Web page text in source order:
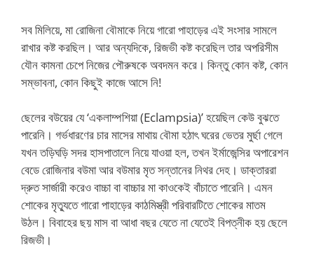
সব মিলিয়ে, মা রোজিনা বৌমাকে নিয়ে গারো পাহাড়ের এই সংসার সামলে
রাখার কষ্ট করছিল। আর অন্যদিকে, রিজভী কষ্ট করেছিল তার অপরিসীম
যৌন কামনা চেপে নিজের পৌরুষকে অবদমন করে। কিন্তু কোন কষ্ট, কোন
সম্ভাবনা, কোন কিছুই কাজে আসে নি!
ছেলের বউয়ের যে ‘একলাম্পশিয়া (Eclampsia)’ হয়েছিল কেউ বুঝতে
পারেনি। গর্ভধারণের চার মাসের মাথায় বৌমা হঠাৎ ঘরের ভেতর মুর্ছা গেলে
যখন তড়িঘড়ি সদর হাসপাতালে নিয়ে যাওয়া হল, তখন ইর্মাজেন্সির অপারেশন
বেডে রোজিনার বউমা আর বউমার মৃত সন্তানের নিথর দেহ। ডাক্তাররা
দ্রুত সার্জারী করেও বাচ্চা বা বাচ্চার মা কাওকেই বাঁচাতে পারেনি। এমন
শোকের মৃত্যুতে গারো পাহাড়ের কাঠমিস্ত্রী পরিবারটিতে শোকের মাতম
উঠল। বিবাহের ছয় মাস বা আধা বছর যেতে না যেতেই বিপত্নীক হয় ছেলে
রিজভী।